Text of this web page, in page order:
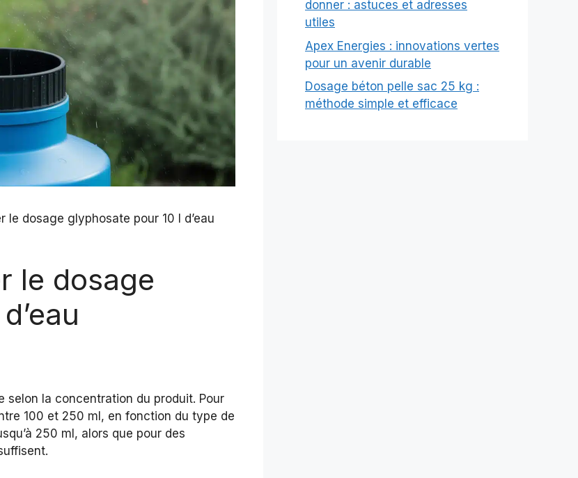
le dosage glyphosate pour 10 l d’eau
le dosage
selon la concentration du produit. Pour
100 et 250 ml, en fonction du type de
250 ml, alors que pour des
donner : astuces et adresses
utiles
Apex Energies : innovations vertes
pour un avenir durable
Dosage béton pelle sac 25 kg :
méthode simple et efficace